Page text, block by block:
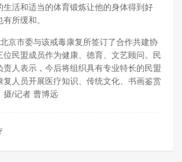
生活和适当的体育锻炼让他的身体得到好
所缓和。
京市委与该戒毒康复所签订了合作共建协
位民盟成员作为健康、德育、文艺顾问。民
责人表示，今后将组织具有专业特长的民盟
复人员开展医疗知识、传统文化、书画鉴赏
摄/记者 曹博远